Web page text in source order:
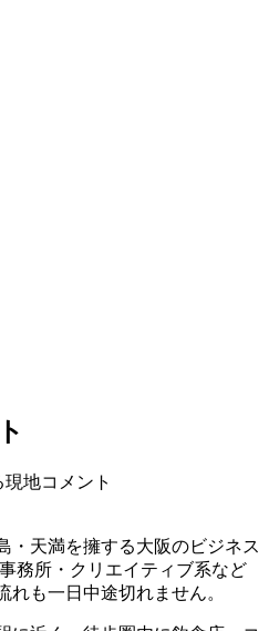
地コメント
・天満を擁する大阪のビジネス
務所・クリエイティブ系など
も一日中途切れません。